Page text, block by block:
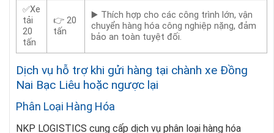
✅Xe
tải
20
tấn
👉 20
tấn
▶️ Thích hợp cho các công trình lớn, vận
chuyển hàng hóa công nghiệp nặng, đảm
bảo an toàn tuyệt đối.
Dịch vụ hỗ trợ khi gửi hàng tại chành xe Đồng
Nai Bạc Liêu hoặc ngược lại
Phân Loại Hàng Hóa
NKP LOGISTICS cung cấp dịch vụ phân loại hàng hóa